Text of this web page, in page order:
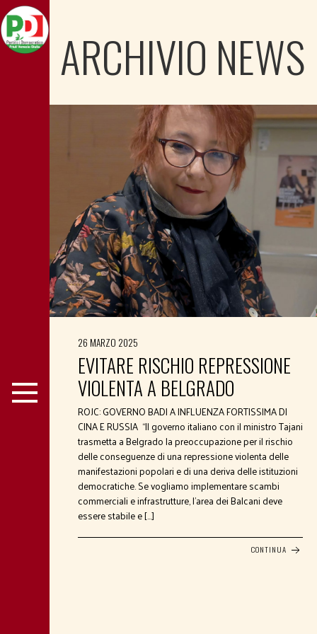
ARCHIVIO NEWS
26 MARZO 2025
EVITARE RISCHIO REPRESSIONE
VIOLENTA A BELGRADO
ROJC: GOVERNO BADI A INFLUENZA FORTISSIMA DI
CINA E RUSSIA “Il governo italiano con il ministro Tajani
trasmetta a Belgrado la preoccupazione per il rischio
delle conseguenze di una repressione violenta delle
manifestazioni popolari e di una deriva delle istituzioni
democratiche. Se vogliamo implementare scambi
commerciali e infrastrutture, l’area dei Balcani deve
essere stabile e […]
CONTINUA